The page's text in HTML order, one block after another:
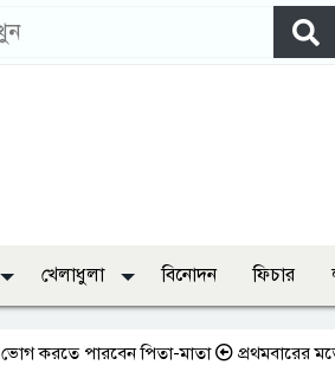
খেলাধুলা বিনোদন ফিচার
পারবেন পিতা-মাতা প্রথমবারের মতো